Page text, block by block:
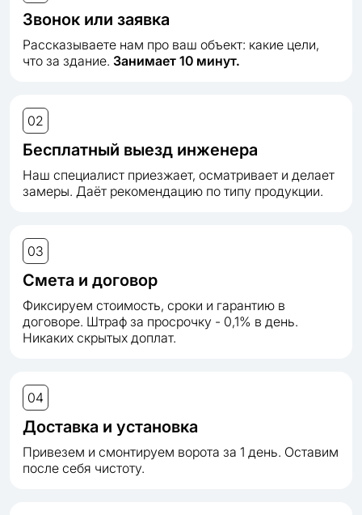
Звонок или заявка
Рассказываете нам про ваш объект: какие цели,
что за здание. Занимает 10 минут.
02
Бесплатный выезд инженера
Наш специалист приезжает, осматривает и делает
замеры. Даёт рекомендацию по типу продукции.
03
Смета и договор
Фиксируем стоимость, сроки и гарантию в
договоре. Штраф за просрочку - 0,1% в день.
Никаких скрытых доплат.
04
Доставка и установка
Привезем и смонтируем ворота за 1 день. Оставим
после себя чистоту.